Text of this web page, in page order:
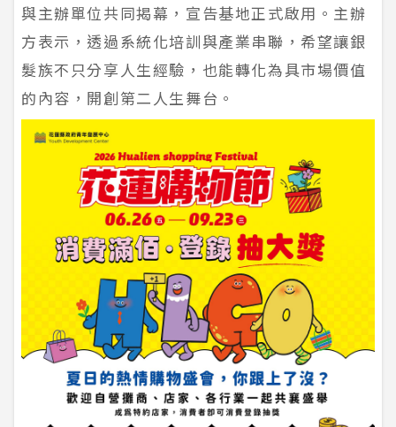
與主辦單位共同揭幕，宣告基地正式啟用。主辦
方表示，透過系統化培訓與產業串聯，希望讓銀
髮族不只分享人生經驗，也能轉化為具市場價值
的內容，開創第二人生舞台。